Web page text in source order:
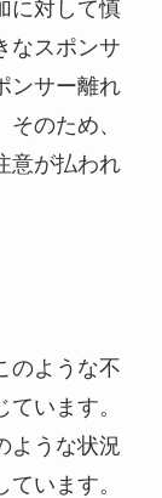
に対して慎
なスポンサ
ンサー離れ
のため、
意が払われ
のような不
います。
ような状況
います。